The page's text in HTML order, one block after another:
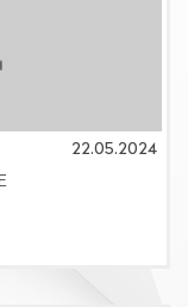
22.05.2024